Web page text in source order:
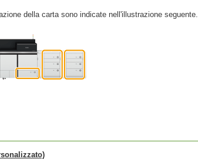
della carta sono indicate nell'illustrazione seguente.